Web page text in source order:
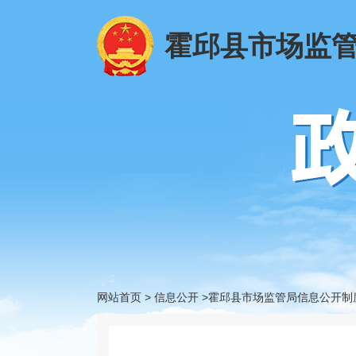
霍邱县市场监
网站首页 > 信息公开 >霍邱县市场监管局信息公开制